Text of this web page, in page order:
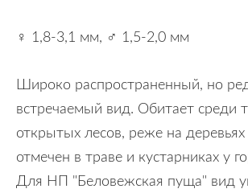
♀ 1,8-3,1 мм, ♂ 1,5-2,0 мм
Широко распространенный, но
встречаемый вид. Обитает среди
открытых лесов, реже на деревьях
отмечен в траве и кустарниках у
Для НП "Беловежская пуща" вид